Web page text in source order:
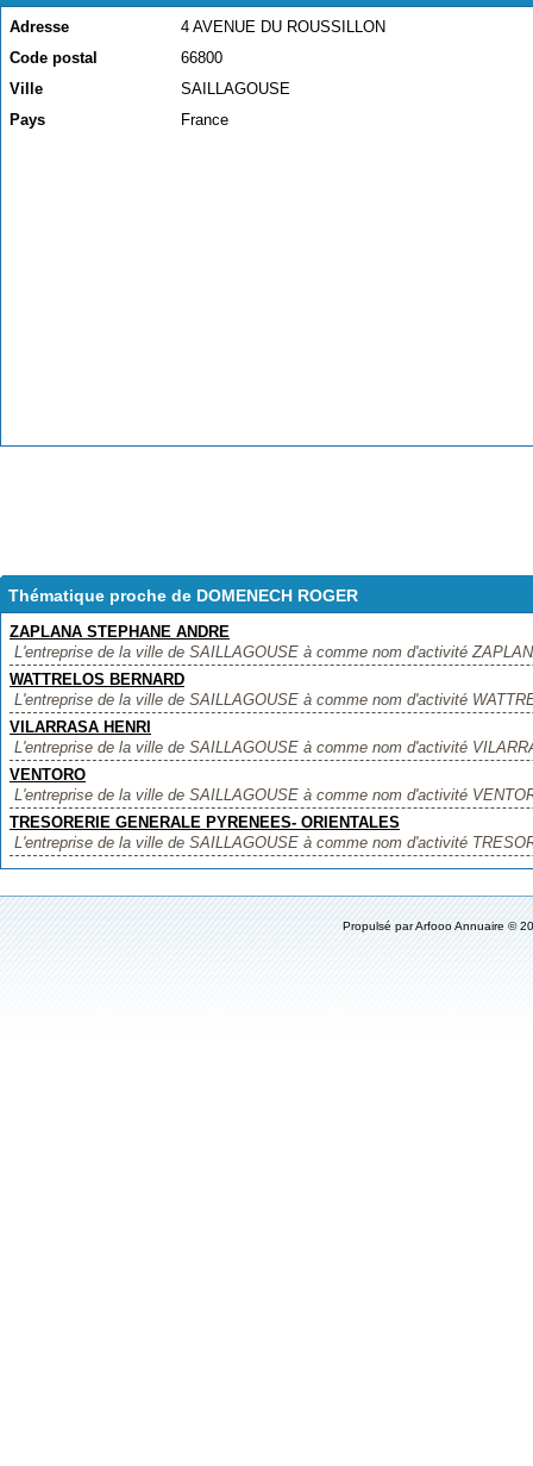
Adresse
4 AVENUE DU ROUSSILLON
Code postal
66800
Ville
SAILLAGOUSE
Pays
France
Thématique proche de DOMENECH ROGER
ZAPLANA STEPHANE ANDRE
L'entreprise de la ville de SAILLAGOUSE à comme nom d'activité
WATTRELOS BERNARD
L'entreprise de la ville de SAILLAGOUSE à comme nom d'activité
VILARRASA HENRI
L'entreprise de la ville de SAILLAGOUSE à comme nom d'activité
VENTORO
L'entreprise de la ville de SAILLAGOUSE à comme nom d'activité
TRESORERIE GENERALE PYRENEES- ORIENTALES
L'entreprise de la ville de SAILLAGOUSE à comme nom d'activité
Propulsé parArfooo Annuaire ©